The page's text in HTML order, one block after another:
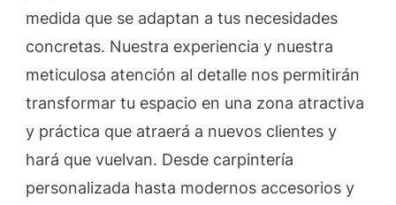
medida que se adaptan a tus necesidades
concretas. Nuestra experiencia y nuestra
meticulosa atención al detalle nos permitirán
transformar tu espacio en una zona atractiva
y práctica que atraerá a nuevos clientes y
hará que vuelvan. Desde carpintería
personalizada hasta modernos accesorios y